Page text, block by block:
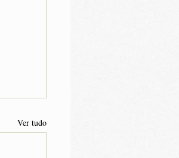
Ver tudo